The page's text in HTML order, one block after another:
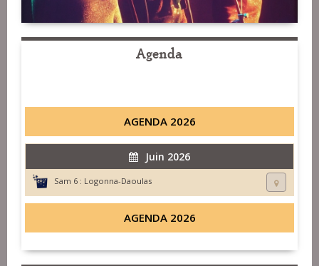
Agenda
AGENDA 2026
Juin 2026
Sam 6 : Logonna-Daoulas
AGENDA 2026